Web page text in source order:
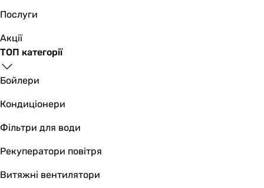
Послуги
Акції
ТОП категорії
Бойлери
Кондиціонери
Фільтри для води
Рекуператори повітря
Витяжні вентилятори